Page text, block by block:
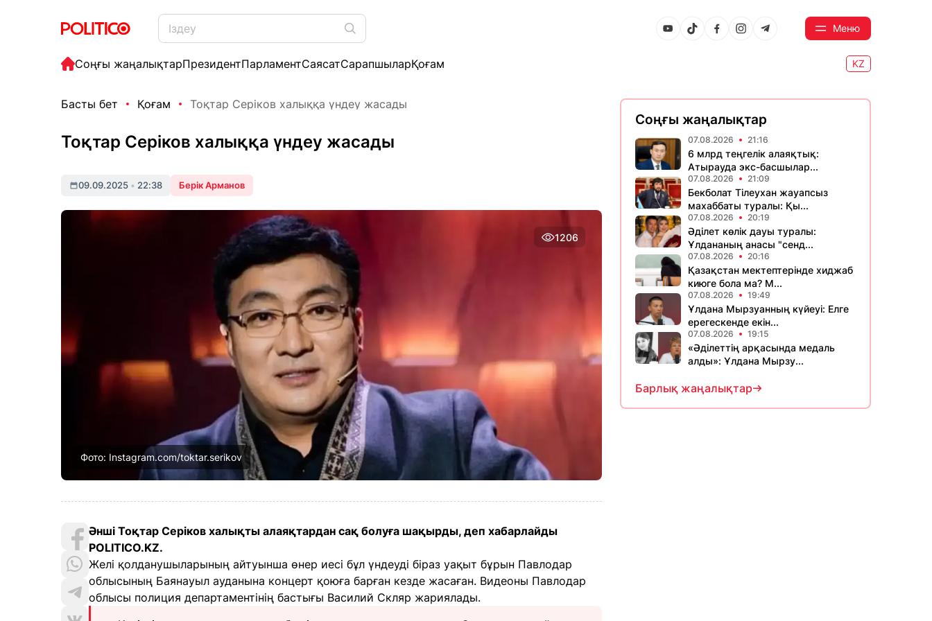
Меню
Соңғы жаңалықтарПрезидентПарламентСаясатСарапшыларҚоғам KZ
Басты бет Қоғам Тоқтар Серіков халыққа үндеу жасады
Тоқтар Серіков халыққа үндеу жасады
09.09.2025 • 22:38 Берік Арманов
1206
Фото: Instagram.com/toktar.serikov
Әнші Тоқтар Серіков халықты алаяқтардан сақ болуға шақырды, деп хабарлайды
POLITICO.KZ.
Желі қолданушыларының айтуынша өнер иесі бұл үндеуді біраз уақыт бұрын Павлодар
облысының Баянауыл ауданына концерт қоюға барған кезде жасаған. Видеоны Павлодар
облысы полиция департаментінің бастығы Василий Скляр жариялады.
Соңғы жаңалықтар
07.08.2026 21:16
6 млрд теңгелік алаяқтық:
Атырауда экс-басшылар...
07.08.2026 21:09
Бекболат Тілеухан жауапсыз
махаббаты туралы: Қы...
07.08.2026 20:19
Әділет көлік дауы туралы:
Ұлдананың анасы "сенд...
07.08.2026 20:16
Қазақстан мектептерінде хиджаб
киюге бола ма? М...
07.08.2026 19:49
Ұлдана Мырзуанның күйеуі: Елге
ерегескенде екін...
07.08.2026 19:15
«Әділеттің арқасында медаль
алды»: Ұлдана Мырзу...
Барлық жаңалықтар